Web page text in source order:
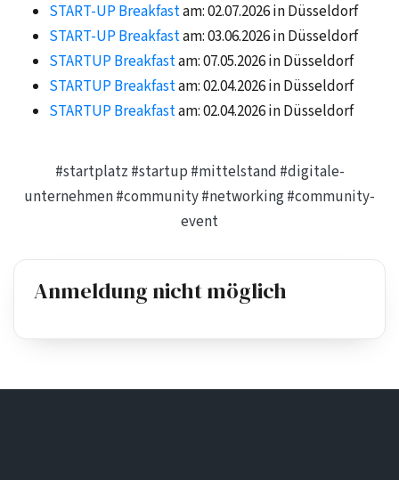
START-UP Breakfastam: 02.07.2026 in Düsseldorf
START-UP Breakfastam: 03.06.2026 in Düsseldorf
STARTUP Breakfastam: 07.05.2026 in Düsseldorf
STARTUP Breakfastam: 02.04.2026 in Düsseldorf
STARTUP Breakfastam: 02.04.2026 in Düsseldorf
#startplatz #startup #mittelstand #digitale-
unternehmen#community#networking#community-
event
Anmeldung nicht möglich